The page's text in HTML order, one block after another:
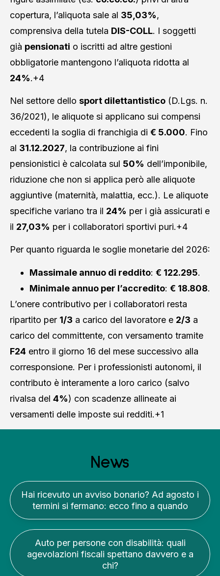
copertura, l’aliquota sale al 35,03%,
comprensiva della tutela DIS-COLL. I soggetti
già pensionati o iscritti ad altre gestioni
obbligatorie mantengono l’aliquota ridotta al
24%.+4
Nel settore dello sport dilettantistico (D.Lgs. n.
36/2021), le aliquote si applicano sui compensi
eccedenti la soglia di franchigia di € 5.000. Fino
al 31.12.2027, la contribuzione ai fini
pensionistici è calcolata sul 50% dell’imponibile,
riduzione che non si applica però alle aliquote
aggiuntive (maternità, malattia, ecc.). Le aliquote
specifiche variano tra il 24% per i già assicurati e
il 27,03% per i collaboratori sportivi puri.+4
Per quanto riguarda le soglie monetarie del 2026:
Massimale annuo di reddito: € 122.295.
Minimale annuo per l’accredito: € 18.808.
L’onere contributivo per i collaboratori resta
ripartito per 1/3 a carico del lavoratore e 2/3 a
carico del committente, con versamento tramite
F24 entro il giorno 16 del mese successivo alla
corresponsione. Per i professionisti autonomi, il
contributo è interamente a loro carico (salvo
rivalsa del 4%) con scadenze allineate ai
versamenti delle imposte sui redditi.+1
News
Hai ricevuto un avviso bonario? Ad agosto i
termini si fermano: ecco fino a quando
Auto per persone con disabilità: quali
agevolazioni fiscali spettano davvero e a
chi?